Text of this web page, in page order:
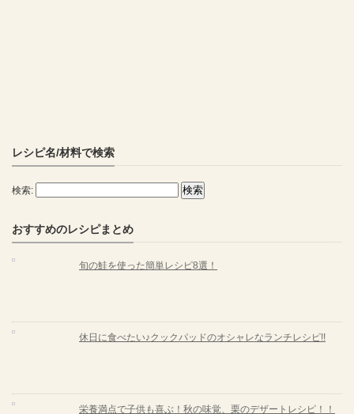
レシピ名/材料で検索
検索:
おすすめのレシピまとめ
旬の鮭を使った簡単レシピ8選！
休日に食べたい♪クックパッドのオシャレなランチレシピ!!
栄養満点で子供も喜ぶ！秋の味覚、栗のデザートレシピ！！